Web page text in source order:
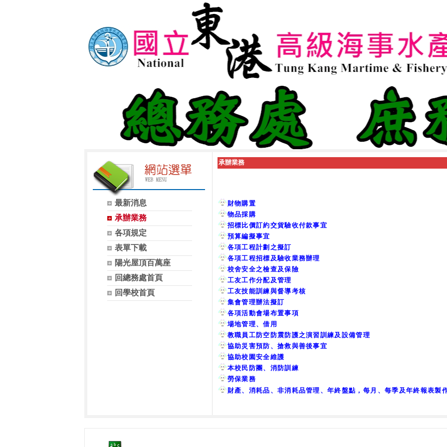
最新消息
承辦業務
各項規定
表單下載
陽光屋頂百萬座
回總務處首頁
回學校首頁
承辦業務
財物購置
物品採購
招標比價訂約交貨驗收付款事宜
預算編擬事宜
各項工程計劃之擬訂
各項工程招標及驗收業務辦理
校舍安全之檢查及保險
工友工作分配及管理
工友技能訓練與督導考核
集會管理辦法擬訂
各項活動會場布置事項
場地管理、借用
教職員工防空防震防護之演習訓練及設備管理
協助災害預防、搶救與善後事宜
協助校園安全維護
本校民防團、消防訓練
勞保業務
財產、消耗品、非消耗品管理、年終盤點，每月、每季及年終報表製